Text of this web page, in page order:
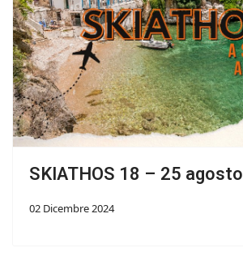
SKIATHOS 18 – 25 agosto
02 Dicembre 2024